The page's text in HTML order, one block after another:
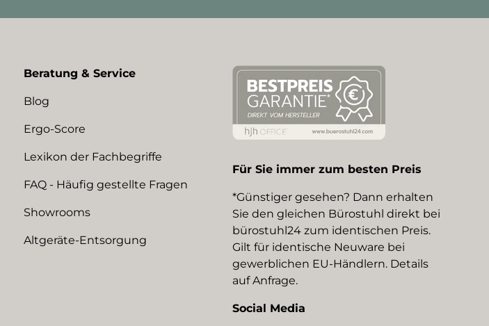
Beratung & Service
Blog
Ergo-Score
Lexikon der Fachbegriffe
FAQ - Häufig gestellte Fragen
Showrooms
Altgeräte-Entsorgung
Für Sie immer zum besten Preis
*Günstiger gesehen? Dann erhalten
Sie den gleichen Bürostuhl direkt bei
bürostuhl24 zum identischen Preis.
Gilt für identische Neuware bei
gewerblichen EU-Händlern. Details
auf Anfrage.
Social Media